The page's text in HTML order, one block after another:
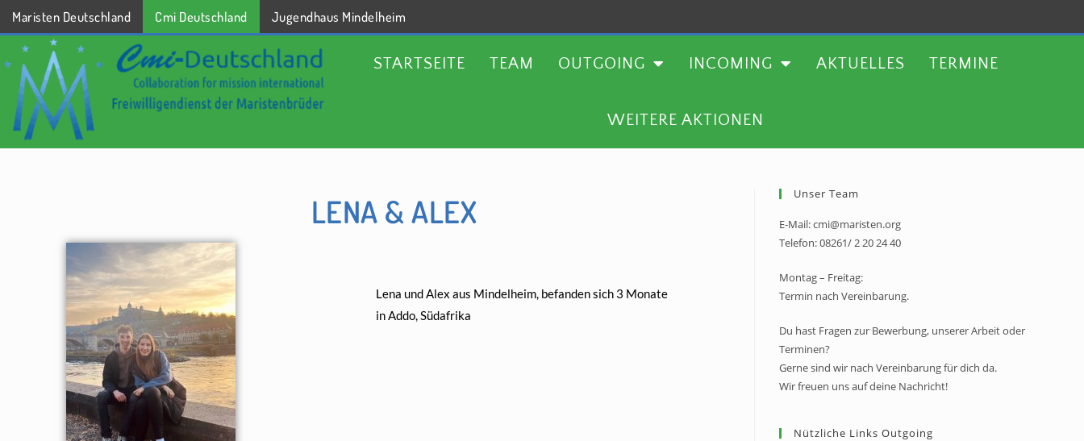
Maristen Deutschland Cmi Deutschland Jugendhaus Mindelheim
STARTSEITE TEAM OUTGOING INCOMING AKTUELLES TERMINE
WEITERE AKTIONEN
STARTSEITE TEAM OUTGOING INCOMING AKTUELLES TERMINE WEITERE AKTIONEN
LENA & ALEX
Lena und Alex aus Mindelheim, befanden sich 3 Monate
in Addo, Südafrika
Unser Team
E-Mail: cmi@maristen.org
Telefon: 08261/ 2 20 24 40
Montag – Freitag:
Termin nach Vereinbarung.
Du hast Fragen zur Bewerbung, unserer Arbeit oder
Terminen?
Gerne sind wir nach Vereinbarung für dich da.
Wir freuen uns auf deine Nachricht!
Nützliche Links Outgoing